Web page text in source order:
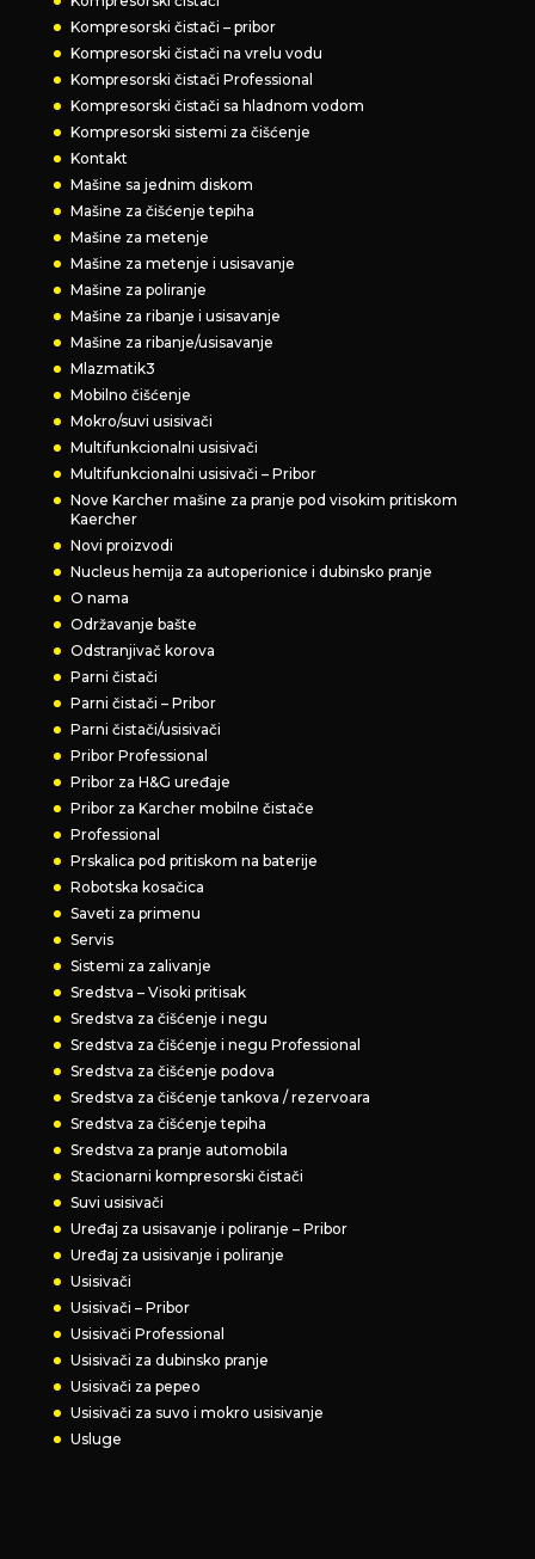
Kompresorski čistači – pribor
Kompresorski čistači na vrelu vodu
Kompresorski čistači Professional
Kompresorski čistači sa hladnom vodom
Kompresorski sistemi za čišćenje
Kontakt
Mašine sa jednim diskom
Mašine za čišćenje tepiha
Mašine za metenje
Mašine za metenje i usisavanje
Mašine za poliranje
Mašine za ribanje i usisavanje
Mašine za ribanje/usisavanje
Mlazmatik3
Mobilno čišćenje
Mokro/suvi usisivači
Multifunkcionalni usisivači
Multifunkcionalni usisivači – Pribor
Nove Karcher mašine za pranje pod visokim pritiskom
Kaercher
Novi proizvodi
Nucleus hemija za autoperionice i dubinsko pranje
O nama
Održavanje bašte
Odstranjivač korova
Parni čistači
Parni čistači – Pribor
Parni čistači/usisivači
Pribor Professional
Pribor za H&G uređaje
Pribor za Karcher mobilne čistače
Professional
Prskalica pod pritiskom na baterije
Robotska kosačica
Saveti za primenu
Servis
Sistemi za zalivanje
Sredstva – Visoki pritisak
Sredstva za čišćenje i negu
Sredstva za čišćenje i negu Professional
Sredstva za čišćenje podova
Sredstva za čišćenje tankova / rezervoara
Sredstva za čišćenje tepiha
Sredstva za pranje automobila
Stacionarni kompresorski čistači
Suvi usisivači
Uređaj za usisavanje i poliranje – Pribor
Uređaj za usisivanje i poliranje
Usisivači
Usisivači – Pribor
Usisivači Professional
Usisivači za dubinsko pranje
Usisivači za pepeo
Usisivači za suvo i mokro usisivanje
Usluge